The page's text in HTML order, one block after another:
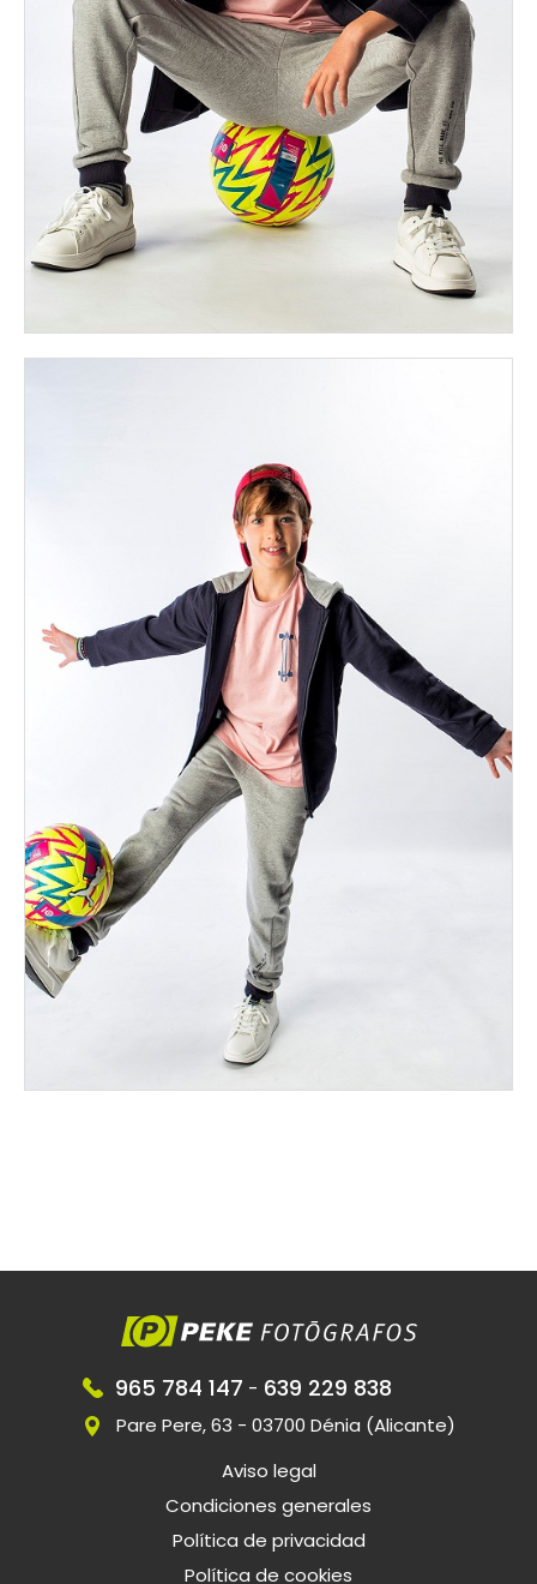
965 784 147 - 639 229 838
Pare Pere, 63 - 03700 Dénia (Alicante)
Aviso legal
Condiciones generales
Política de privacidad
Política de cookies